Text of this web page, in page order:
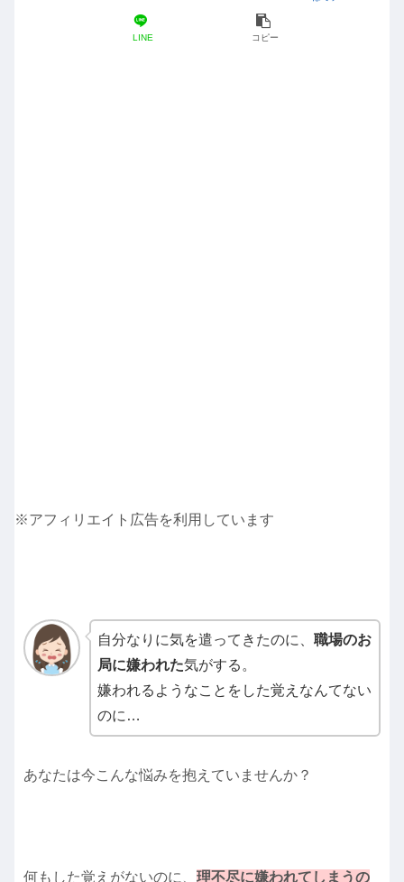
LINE コピー
※アフィリエイト広告を利用しています
自分なりに気を遣ってきたのに、職場のお
局に嫌われた気がする。
嫌われるようなことをした覚えなんてない
のに…
あなたは今こんな悩みを抱えていませんか？
何もした覚えがないのに、 理不尽に嫌われてしまうの